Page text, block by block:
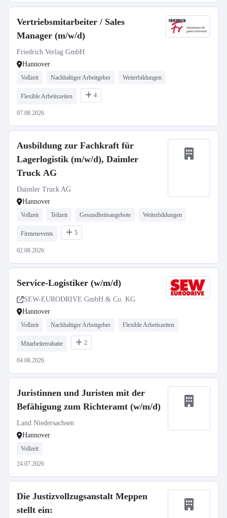
Vertriebsmitarbeiter / Sales
Manager (m/w/d)
Friedrich Verlag GmbH
Hannover
Vollzeit Nachhaltiger Arbeitgeber Weiterbildungen
Flexible Arbeitszeiten 4
07.08.2026
Ausbildung zur Fachkraft für
Lagerlogistik (m/w/d), Daimler
Truck AG
Daimler Truck AG
Hannover
Vollzeit Teilzeit Gesundheitsangebote Weiterbildungen
Firmenevents 5
02.08.2026
Service-Logistiker (w/m/d)
SEW-EURODRIVE GmbH & Co. KG
Hannover
Vollzeit Nachhaltiger Arbeitgeber Flexible Arbeitszeiten
Mitarbeiterrabatte 2
04.08.2026
Juristinnen und Juristen mit der
Befähigung zum Richteramt (w/m/d)
Land Niedersachsen
Hannover
Vollzeit
24.07.2026
Die Justizvollzugsanstalt Meppen
stellt ein: